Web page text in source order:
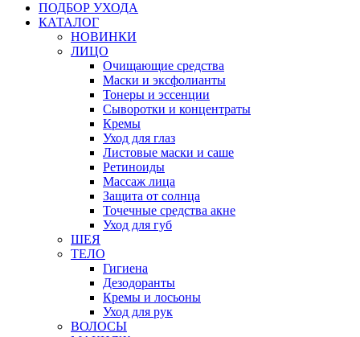
ПОДБОР УХОДА
КАТАЛОГ
НОВИНКИ
ЛИЦО
Очищающие средства
Маски и эксфолианты
Тонеры и эссенции
Сыворотки и концентраты
Кремы
Уход для глаз
Листовые маски и саше
Ретиноиды
Массаж лица
Защита от солнца
Точечные средства акне
Уход для губ
ШЕЯ
ТЕЛО
Гигиена
Дезодоранты
Кремы и лосьоны
Уход для рук
ВОЛОСЫ